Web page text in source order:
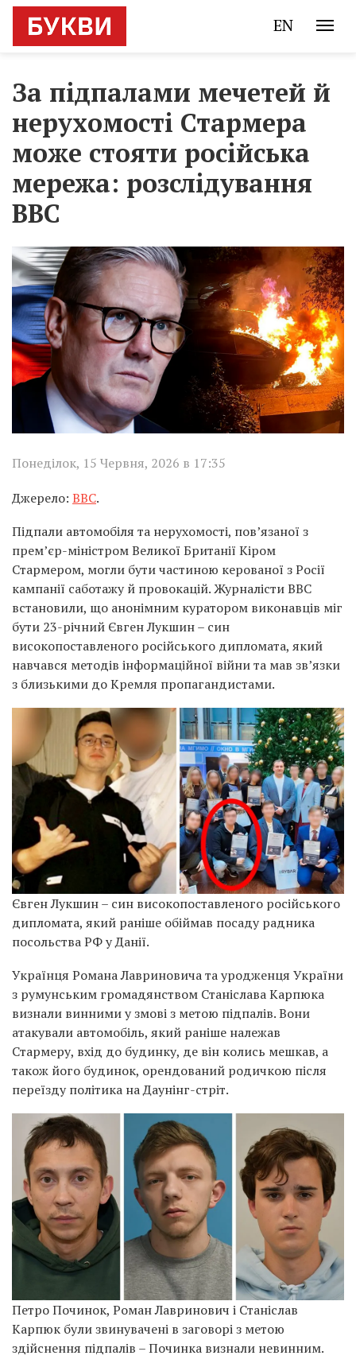
EN
За підпалами мечетей й
нерухомості Стармера
може стояти російська
мережа: розслідування
BBC
Понеділок, 15 Червня, 2026 в 17:35
Джерело: BBC.
Підпали автомобіля та нерухомості, пов’язаної з
прем’єр-міністром Великої Британії Кіром
Стармером, могли бути частиною керованої з Росії
кампанії саботажу й провокацій. Журналісти BBC
встановили, що анонімним куратором виконавців міг
бути 23-річний Євген Лукшин – син
високопоставленого російського дипломата, який
навчався методів інформаційної війни та мав зв’язки
з близькими до Кремля пропагандистами.
Євген Лукшин – син високопоставленого російського
дипломата, який раніше обіймав посаду радника
посольства РФ у Данії.
Українця Романа Лавриновича та уродженця України
з румунським громадянством Станіслава Карпюка
визнали винними у змові з метою підпалів. Вони
атакували автомобіль, який раніше належав
Стармеру, вхід до будинку, де він колись мешкав, а
також його будинок, орендований родичкою після
переїзду політика на Даунінг-стріт.
Петро Починок, Роман Лавринович і Станіслав
Карпюк були звинувачені в заговорі з метою
здійснення підпалів – Починка визнали невинним.